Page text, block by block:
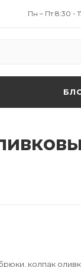
Пн – Пт 8:30 -
колпак